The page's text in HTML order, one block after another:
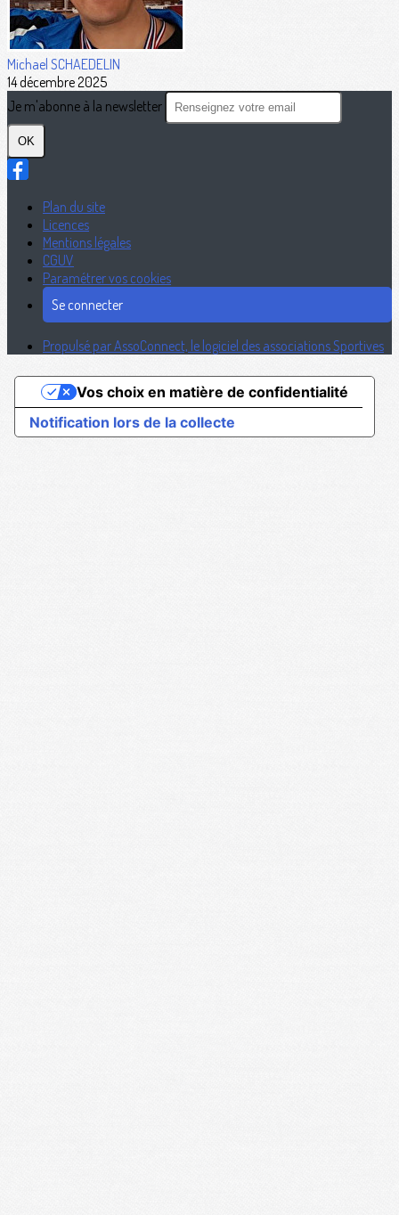
Michael SCHAEDELIN
14 décembre 2025
Je m'abonne à la newsletter
OK
Plan du site
Licences
Mentions légales
CGUV
Paramétrer vos cookies
Se connecter
Propulsé par AssoConnect, le logiciel des associations Sportives
Notification lors de la collecte
Vos choix en matière de confidentialité